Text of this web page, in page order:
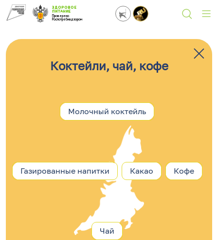
ЗДОРОВОЕ
ПИТАНИЕ
Проверено
Роспотребнадзором
Напитки
Коктейли, чай, кофе
Молочный коктейль
Газированные напитки Какао Кофе
Чай